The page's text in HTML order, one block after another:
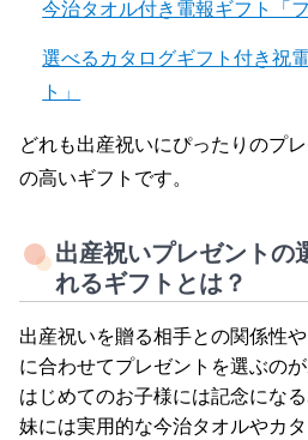
今治タオル付き電報ギフト「
選べるカタログギフト付き祝
ト」
どれも出産祝いにぴったりのプ
の高いギフトです。
出産祝いプレゼントの
れるギフトとは？
出産祝いを贈る相手との関係性
に合わせてプレゼントを選ぶのが
はじめてのお子様には記念にな
妹には実用的な今治タオルやカ